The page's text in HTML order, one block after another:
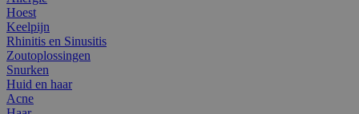
Hoest
Keelpijn
Rhinitis en Sinusitis
Zoutoplossingen
Snurken
Huid en haar
Acne